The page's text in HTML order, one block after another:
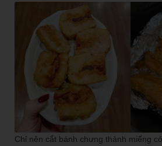
Chỉ nên cắt bánh chưng thành miếng